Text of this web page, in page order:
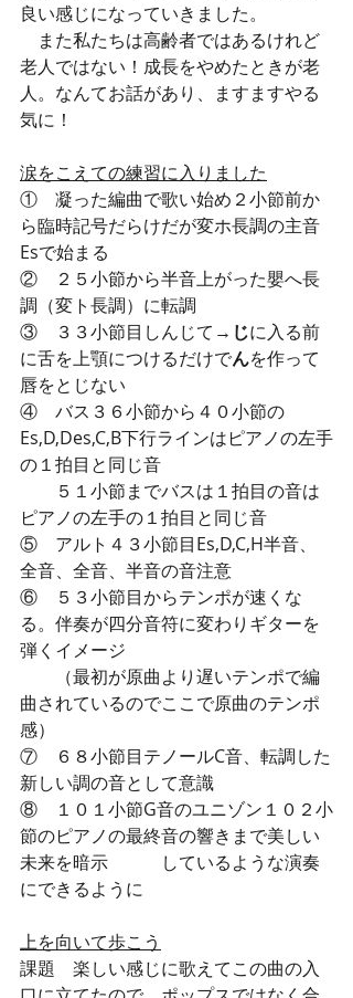
良い感じになっていきました。
また私たちは高齢者ではあるけれど
老人ではない！成長をやめたときが老
人。なんてお話があり、ますますやる
気に！
涙をこえての練習に入りました
①    凝った編曲で歌い始め２小節前か
ら臨時記号だらけだが変ホ長調の主音
Esで始まる
②    ２５小節から半音上がった嬰へ長
調（変ト長調）に転調
③    ３３小節目しんじて→ じに入る前
に舌を上顎につけるだけでんを作って
唇をとじない
④    バス３６小節から４０小節の
Es,D,Des,C,B下行ラインはピアノの左手
の１拍目と同じ音
５１小節までバスは１拍目の音は
ピアノの左手の１拍目と同じ音
⑤    アルト４３小節目Es,D,C,H半音、
全音、全音、半音の音注意
⑥    ５３小節目からテンポが速くな
る。伴奏が四分音符に変わりギターを
弾くイメージ
（最初が原曲より遅いテンポで編
曲されているのでここで原曲のテンポ
感）
⑦    ６８小節目テノールC音、転調した
新しい調の音として意識
⑧    １０１小節G音のユニゾン１０２小
節のピアノの最終音の響きまで美しい
未来を暗示　　　しているような演奏
にできるように
上を向いて歩こう
課題　楽しい感じに歌えてこの曲の入